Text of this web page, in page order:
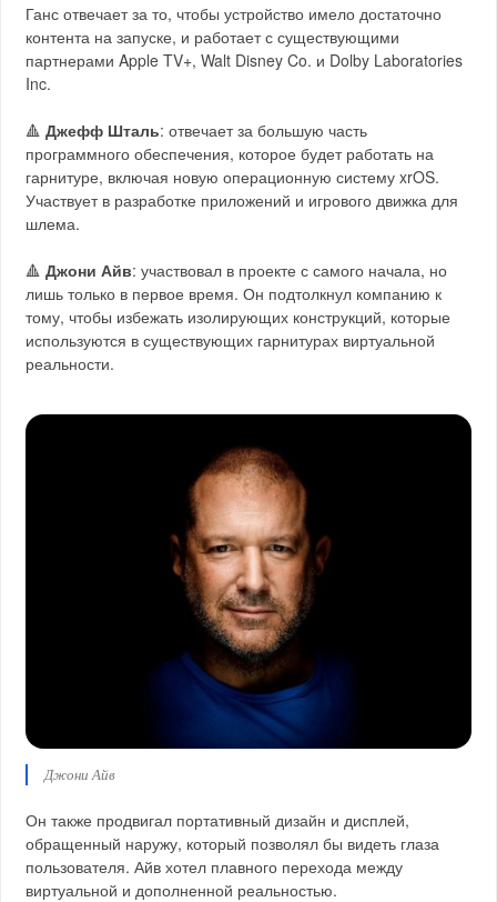
Ганс отвечает за то, чтобы устройство имело достаточно
контента на запуске, и работает с существующими
партнерами Apple TV+, Walt Disney Co. и Dolby Laboratories
Inc.
🔺Джефф Шталь: отвечает за большую часть
программного обеспечения, которое будет работать на
гарнитуре, включая новую операционную систему xrOS.
Участвует в разработке приложений и игрового движка для
шлема.
🔺Джони Айв: участвовал в проекте с самого начала, но
лишь только в первое время. Он подтолкнул компанию к
тому, чтобы избежать изолирующих конструкций, которые
используются в существующих гарнитурах виртуальной
реальности.
Джони Айв
Он также продвигал портативный дизайн и дисплей,
обращенный наружу, который позволял бы видеть глаза
пользователя. Айв хотел плавного перехода между
виртуальной и дополненной реальностью.